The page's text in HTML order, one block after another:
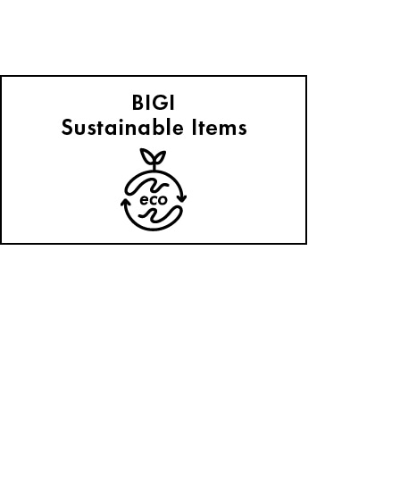
Julier 2026 Resort Collection